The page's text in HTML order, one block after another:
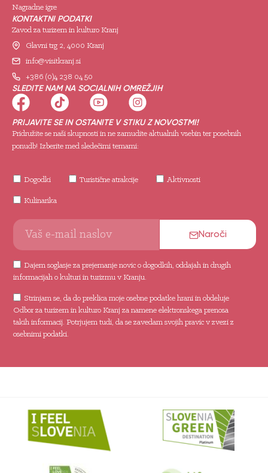
Nagradne igre
KONTAKTNI PODATKI
Zavod za turizem in kulturo Kranj
Glavni trg 2, 4000 Kranj
info@visitkranj.si
+386 (0)4 238 04 50
SLEDITE NAM NA SOCIALNIH OMREŽJIH
PRIJAVITE SE IN OSTANITE V STIKU Z NOVOSTMI!
Pridružite se naši skupnosti in ne zamudite aktualnih vsebin ter posebnih
ponudb! Izberite med sledečimi temami:
Dogodki Turistične atrakcije Aktivnosti
Kulinarika
Dajem soglasje za prejemanje novic o dogodkih, oddajah in drugih
informacijah o kulturi in turizmu v Kranju.
Strinjam se, da do preklica moje osebne podatke hrani in obdeluje
Odbor za turizem in kulturo Kranj za namene elektronskega prenosa
takih informacij. Potrjujem tudi, da se zavedam svojih pravic v zvezi z
osebnimi podatki.
Naroči